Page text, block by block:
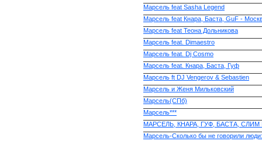
Марсель feat Sasha Legend
Марсель feat Кнара, Баста, GuF -
Марсель feat Теона Дольникова
Марсель feat. Dimaestro
Марсель feat. Dj Cosmo
Марсель feat. Кнара, Баста, Гуф
Марсель ft DJ Vengerov & Sebastien
Марсель и Женя Мильковский
Марсель(СПб)
Марсель***
МАРСЕЛЬ, КНАРА, ГУФ, БАСТА, СЛИМ
Марсель-Сколько бы не говорили люди: